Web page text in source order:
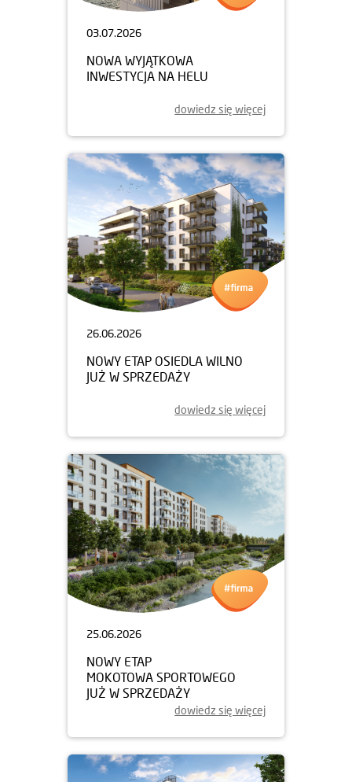
03.07.2026
NOWA WYJĄTKOWA
INWESTYCJA NA HELU
dowiedz się więcej
26.06.2026
NOWY ETAP OSIEDLA WILNO
JUŻ W SPRZEDAŻY
dowiedz się więcej
25.06.2026
NOWY ETAP
MOKOTOWA SPORTOWEGO
JUŻ W SPRZEDAŻY
dowiedz się więcej